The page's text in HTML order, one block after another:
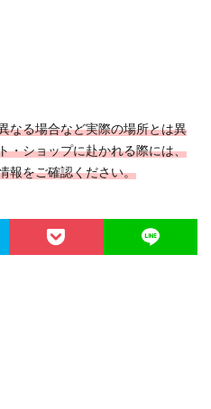
なる場合など実際の場所とは異
・ショップに赴かれる際には、
報をご確認ください。